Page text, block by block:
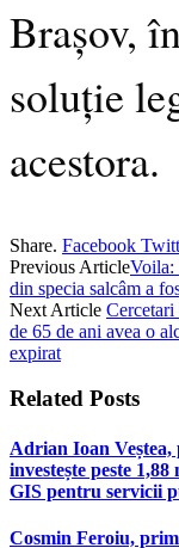
Brașov,
soluție
acestora.
Share. Facebook
Previous ArticleVoila:
din specia salcâm a
Next Article
de 65 de ani avea o
expirat
Related Posts
Adrian Ioan Veștea,
investește peste
GIS pentru servicii
Cosmin Feroiu,